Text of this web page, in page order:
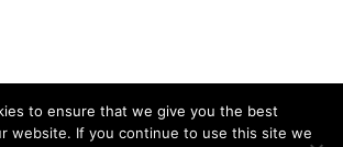
to ensure that we give you the best
website. If you continue to use this site we